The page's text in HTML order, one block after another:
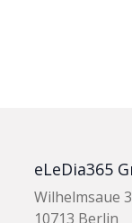
eLeDia365
Wilhelmsaue
10713 Berlin